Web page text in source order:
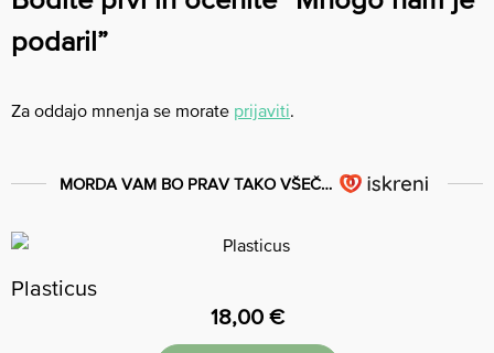
podaril”
Za oddajo mnenja se morate prijaviti
MORDA VAM BO PRAV TAKO VŠEČ…
Plasticus
18,00 €